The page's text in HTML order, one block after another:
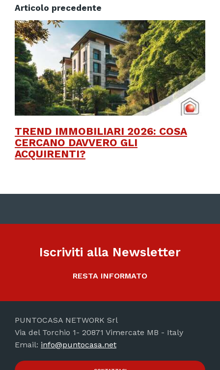
Articolo precedente
TREND IMMOBILIARI 2026: COSA
CERCANO DAVVERO GLI
ACQUIRENTI?
Iscriviti alla Newsletter
RESTA INFORMATO
PUNTOCASA NETWORK Srl
Via del Torchio 1- 20871 Vimercate MB - Italy
Email: info@puntocasa.net